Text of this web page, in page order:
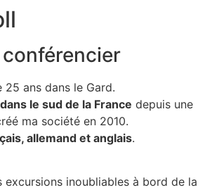
ans dans le Gard.
le sud de la France depuis une
ma société en 2010.
allemand et anglais.
excursions inoubliables à bord de la